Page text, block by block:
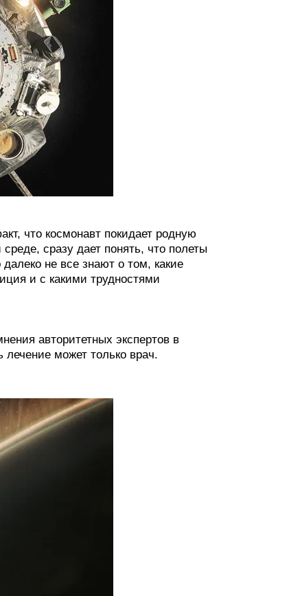
что космонавт покидает родную
сразу дает понять, что полеты
не все знают о том, какие
и с какими трудностями
авторитетных экспертов в
лечение может только врач.